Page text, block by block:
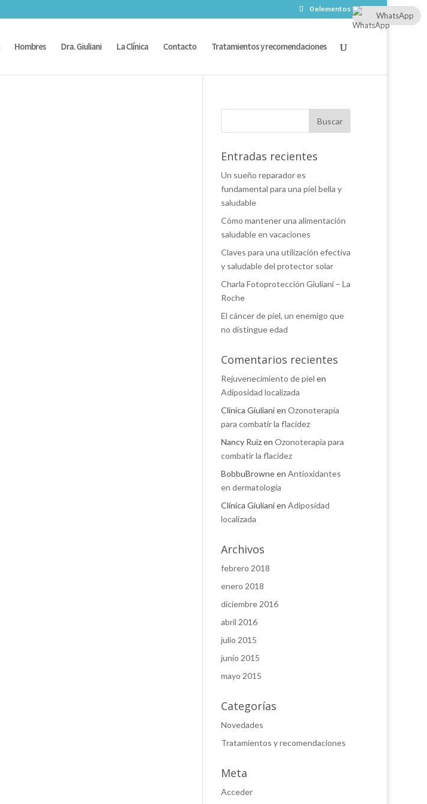
0 elementos
Hombres Dra. Giuliani La Clínica Contacto Tratamientos y recomendaciones
Entradas recientes
Un sueño reparador es
fundamental para una piel bella y
saludable
Cómo mantener una alimentación
saludable en vacaciones
Claves para una utilización efectiva
y saludable del protector solar
Charla Fotoprotección Giuliani – La
Roche
El cáncer de piel, un enemigo que
no distingue edad
Comentarios recientes
Rejuvenecimiento de piel en
Adiposidad localizada
Clínica Giulianien Ozonoterapia
para combatir la flacidez
Nancy Ruizen Ozonoterapia para
combatir la flacidez
BobbuBrowneen Antioxidantes
en dermatología
Clínica Giulianien Adiposidad
localizada
Archivos
febrero 2018
enero 2018
diciembre 2016
abril 2016
julio 2015
junio 2015
mayo 2015
Categorías
Novedades
Tratamientos y recomendaciones
Meta
Acceder
WhatsApp